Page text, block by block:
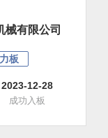
械有限公司
板
2023-12-28
成功入板